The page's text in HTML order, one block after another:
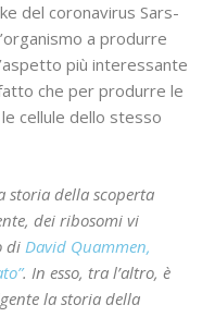
del coronavirus Sars-
a produrre
più interessante
che per produrre le
cellule dello stesso
storia della scoperta
dei ribosomi vi
di David Quammen,
. In esso, tra l’altro, è
la storia della